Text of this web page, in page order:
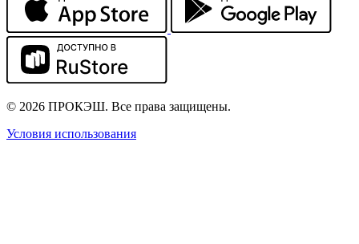
© 2026 ПРОКЭШ. Все права защищены.
Условия использования